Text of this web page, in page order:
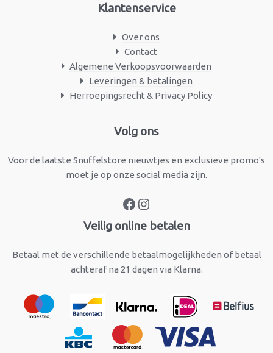
Klantenservice
Over ons
Contact
Algemene Verkoopsvoorwaarden
Leveringen & betalingen
Herroepingsrecht & Privacy Policy
Volg ons
Voor de laatste Snuffelstore nieuwtjes en exclusieve promo's
moet je op onze social media zijn.
Facebook
Veilig online betalen
Betaal met de verschillende betaalmogelijkheden of betaal
achteraf na 21 dagen via Klarna.